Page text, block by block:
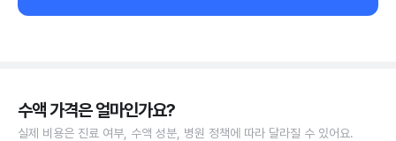
수액 가격은 얼마인가요?
실제 비용은 진료 여부, 수액 성분, 병원 정책에 따라 달라질 수 있어요.